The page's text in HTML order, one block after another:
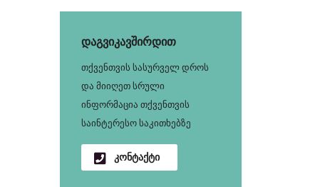
დაგვიკავშირდით
თქვენთვის სასურველ დროს
და მიიღეთ სრული
ინფორმაცია თქვენთვის
საინტერესო საკითხებზე
კონტაქტი